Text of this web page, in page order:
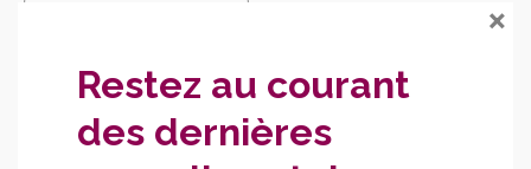
Union National Française
Restez au courant
des dernières
×